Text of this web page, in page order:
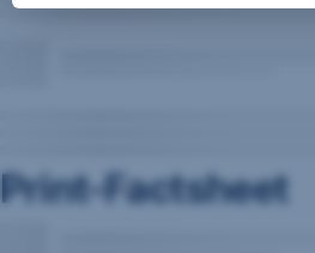
Print-Factsheet